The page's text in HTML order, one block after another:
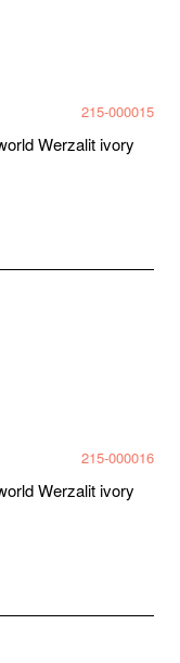
215-000015
Werzalit ivory
215-000016
Werzalit ivory